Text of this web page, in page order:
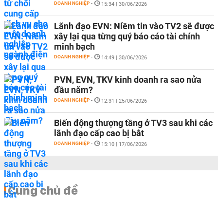
DOANH NGHIỆP - 15:34 | 30/06/2026
Lãnh đạo EVN: Niềm tin vào TV2 sẽ được
xây lại qua từng quý báo cáo tài chính
minh bạch
DOANH NGHIỆP - 14:49 | 30/06/2026
PVN, EVN, TKV kinh doanh ra sao nửa
đầu năm?
DOANH NGHIỆP - 12:31 | 25/06/2026
Biến động thượng tầng ở TV3 sau khi các
lãnh đạo cấp cao bị bắt
DOANH NGHIỆP - 15:10 | 17/06/2026
Cùng chủ đề